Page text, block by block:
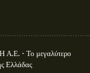
- Το μεγαλύτερο
Ελλάδας